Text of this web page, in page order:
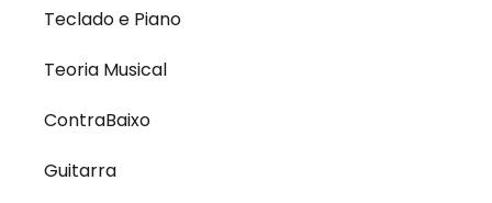
Teclado e Piano
Teoria Musical
ContraBaixo
Guitarra